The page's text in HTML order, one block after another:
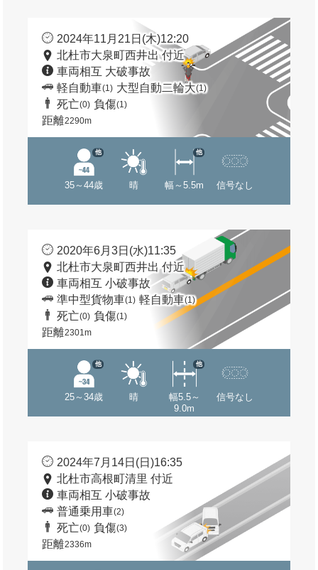
2024年11月21日(木)12:20
北杜市大泉町西井出 付近
車両相互 大破事故
軽自動車(1) 大型自動二輪大(1)
死亡(0) 負傷(1)
距離2290m
35～44歳
他
晴 幅～5.5m
他
信号なし
2020年6月3日(水)11:35
北杜市大泉町西井出 付近
車両相互 小破事故
準中型貨物車(1) 軽自動車(1)
死亡(0) 負傷(1)
距離2301m
25～34歳
他
晴
幅5.5～
9.0m
他
信号なし
2024年7月14日(日)16:35
北杜市高根町清里 付近
車両相互 小破事故
普通乗用車(2)
死亡(0) 負傷(3)
距離2336m